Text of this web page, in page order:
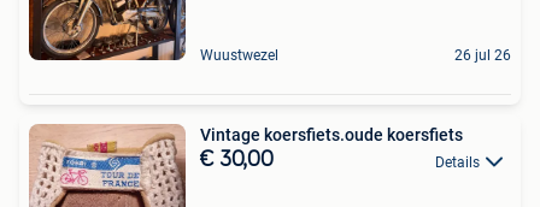
Wuustwezel 26 jul 26
Vintage koersfiets.oude koersfiets
€ 30,00 Details